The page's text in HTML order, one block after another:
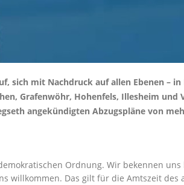
sich mit Nachdruck auf allen Ebenen – in
Grafenwöhr, Hohenfels, Illesheim und
angekündigten Abzugspläne von
Ordnung. Wir bekennen uns
willkommen. Das gilt für die Amtszeit des